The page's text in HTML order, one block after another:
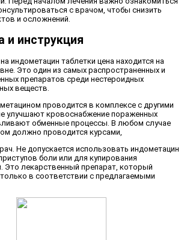
с врачом, чтобы снизить
и осложнений.
и инструкция
индометацин таблетки цена находится на
Это один из самых распространенных и
препаратов среди нестероидных
веществ.
проводится в комплексе с другими
улучшают кровоснабжение пораженных
обменные процессы. В любом случае
должно проводится курсами,
Не допускается использовать индометацин
боли или для купирования
Это лекарственный препарат, который
в соответствии с предлагаемыми